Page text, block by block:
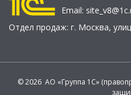
Email:
Отдел продаж: г. Москва,
© 2026 АО «Группа 1С»